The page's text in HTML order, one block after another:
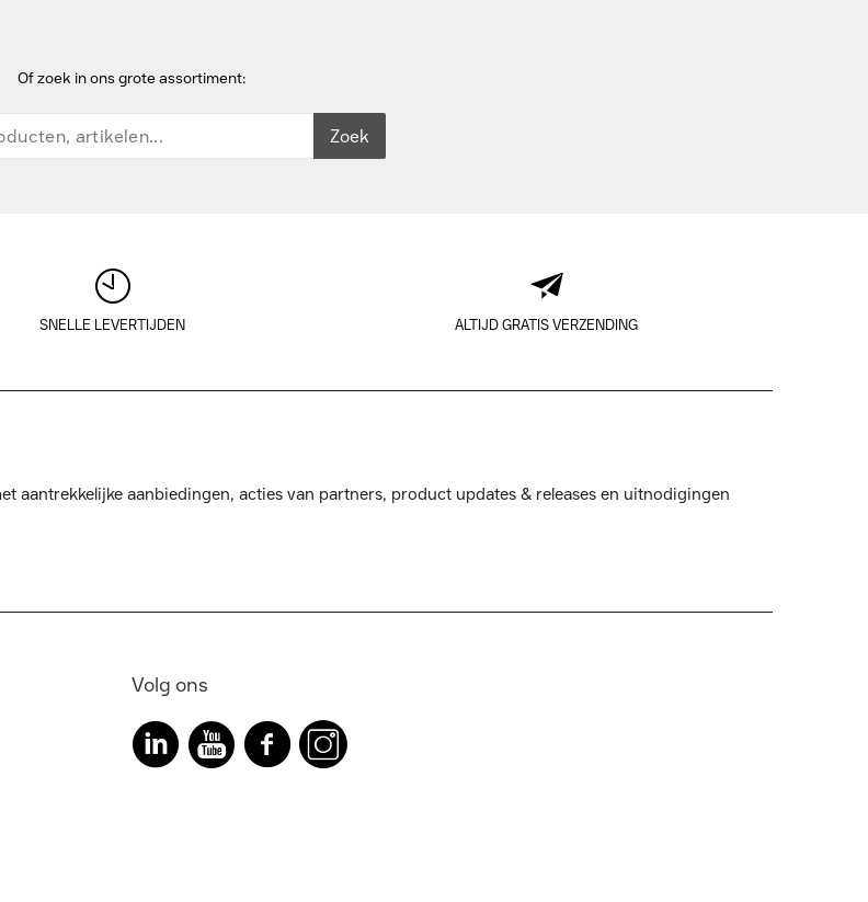
Of zoek in ons grote assortiment:
Zoek
SNELLE LEVERTIJDEN ALTIJD GRATIS VERZENDING
aantrekkelijke aanbiedingen, acties van partners, product updates & releases en uitnodigingen
Volg ons